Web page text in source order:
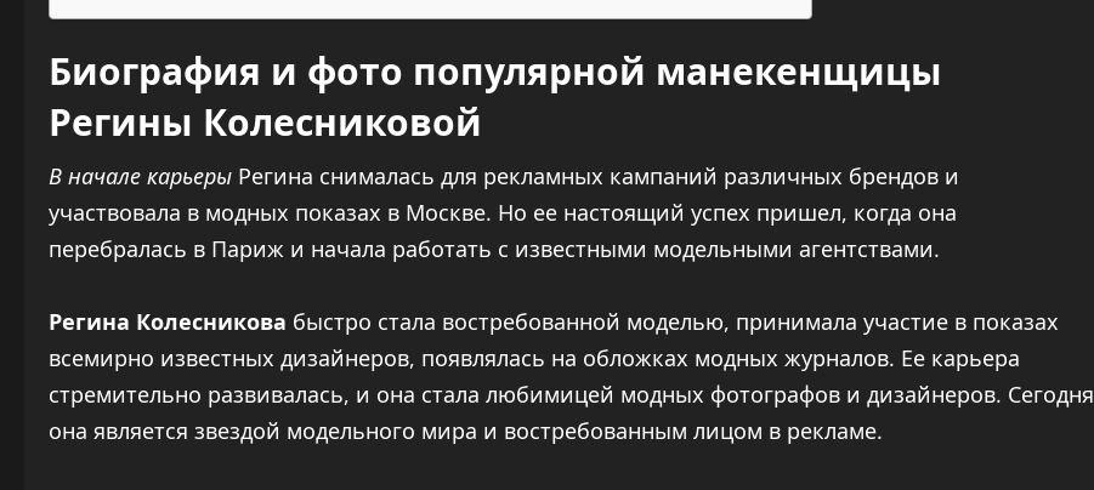
Биография и фото популярной манекенщицы
Регины Колесниковой
В начале карьеры Регина снималась для рекламных кампаний различных брендов и
участвовала в модных показах в Москве. Но ее настоящий успех пришел, когда она
перебралась в Париж и начала работать с известными модельными агентствами.
Регина Колесникова быстро стала востребованной моделью, принимала участие в показах
всемирно известных дизайнеров, появлялась на обложках модных журналов. Ее карьера
стремительно развивалась, и она стала любимицей модных фотографов и дизайнеров. Сегодня
она является звездой модельного мира и востребованным лицом в рекламе.